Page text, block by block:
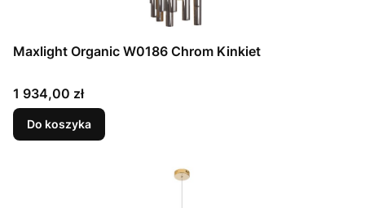
Maxlight Organic W0186 Chrom Kinkiet
Cena
1 934,00 zł
Do koszyka